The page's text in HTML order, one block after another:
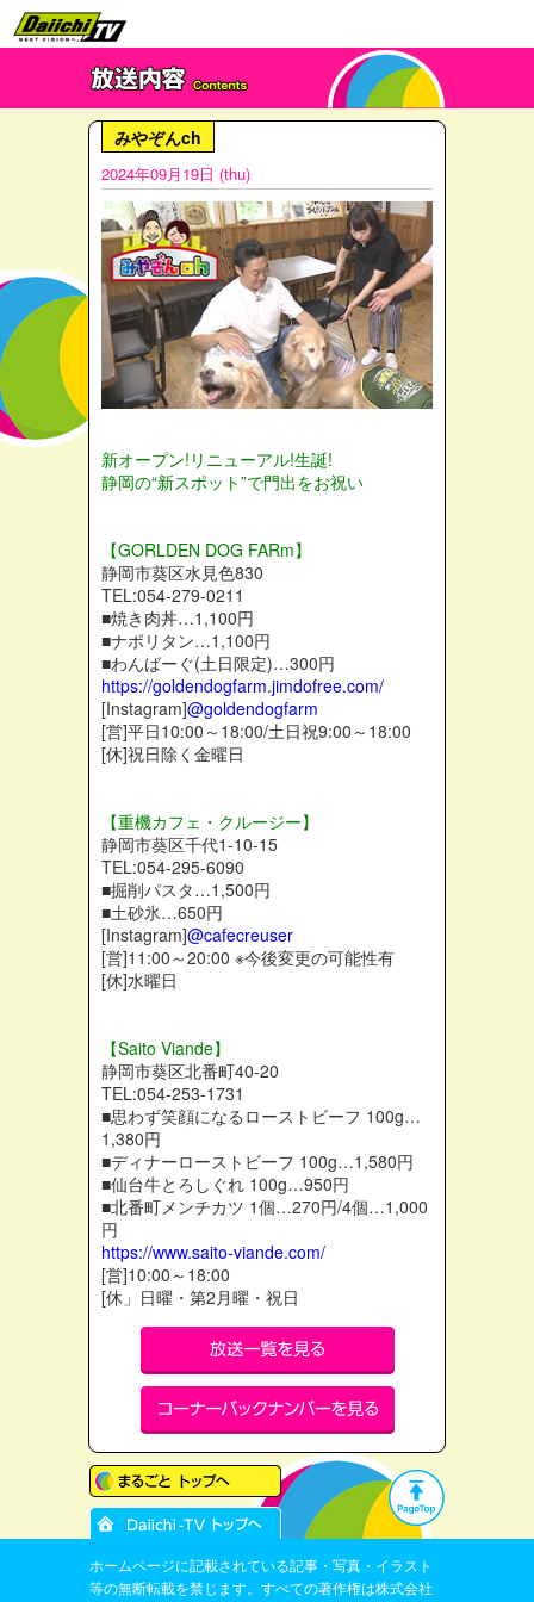
みやぞんch
2024年09月19日 (thu)
新オープン!リニューアル!生誕!
静岡の“新スポット”で門出をお祝い
【GORLDEN DOG FARm】
静岡市葵区水見色830
TEL:054-279-0211
■焼き肉丼…1,100円
■ナポリタン…1,100円
■わんばーぐ(土日限定)…300円
https://goldendogfarm.jimdofree.com/
[Instagram]@goldendogfarm
[営]平日10:00～18:00/土日祝9:00～18:00
[休]祝日除く金曜日
【重機カフェ・クルージー】
静岡市葵区千代1-10-15
TEL:054-295-6090
■掘削パスタ…1,500円
■土砂氷…650円
[Instagram]@cafecreuser
[営]11:00～20:00 ※今後変更の可能性有
[休]水曜日
【Saito Viande】
静岡市葵区北番町40-20
TEL:054-253-1731
■思わず笑顔になるローストビーフ 100g…
1,380円
■ディナーローストビーフ 100g…1,580円
■仙台牛とろしぐれ 100g…950円
■北番町メンチカツ 1個…270円/4個…1,000
円
https://www.saito-viande.com/
[営]10:00～18:00
[休」日曜・第2月曜・祝日
ホームページに記載されている記事・写真・イラスト
等の無断転載を禁じます。すべての著作権は株式会社